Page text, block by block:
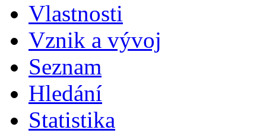
Vlastnosti
Vznik a vývoj
Seznam
Hledání
Statistika